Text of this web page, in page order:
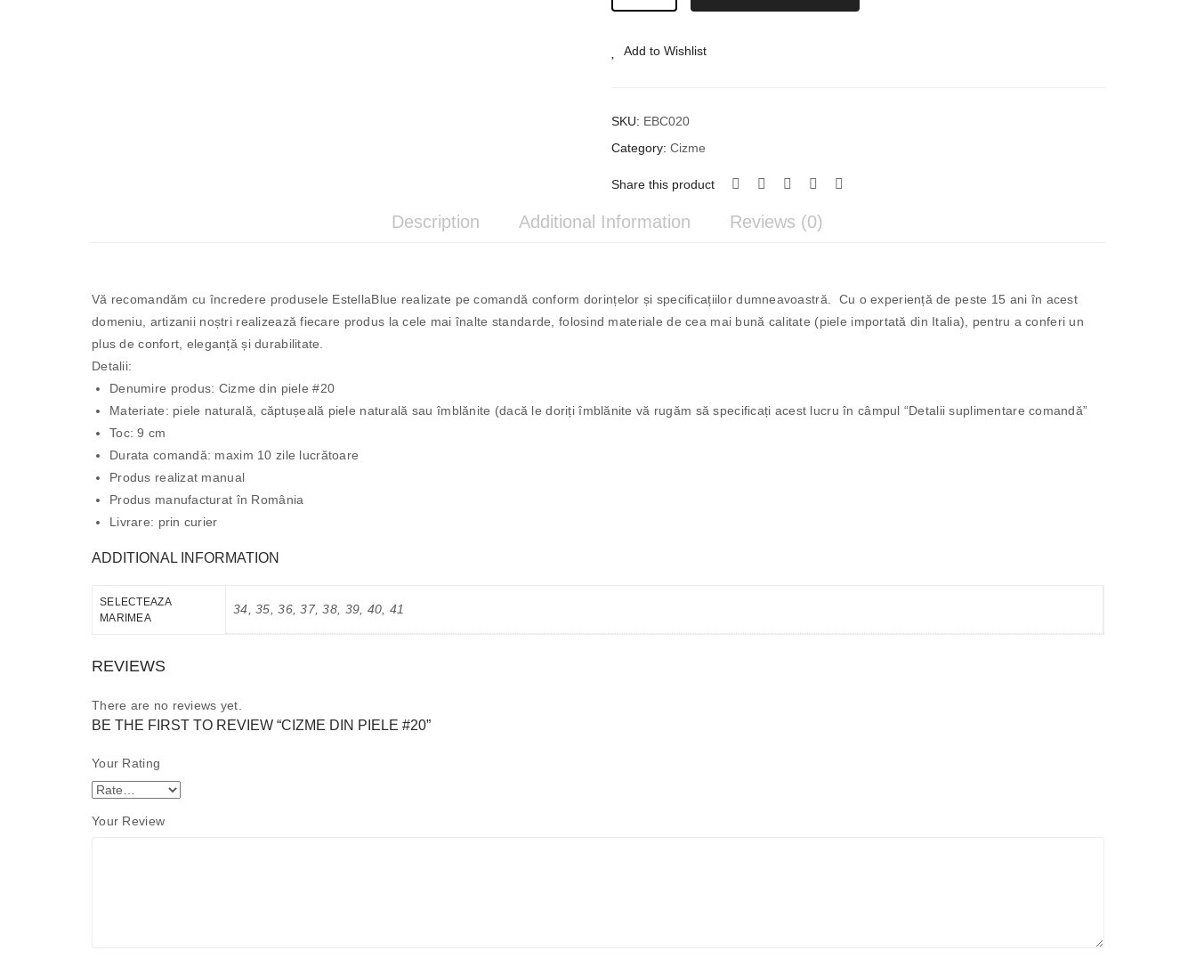
#20
Add to Wishlist
SKU: EBC020
Category: Cizme
Share this product
Description Additional Information Reviews (0)
Vă recomandăm cu încredere produsele EstellaBlue realizate pe comandă conform dorințelor și specificațiilor dumneavoastră. Cu o experiență de peste 15 ani în acest
domeniu, artizanii noștri realizează fiecare produs la cele mai înalte standarde, folosind materiale de cea mai bună calitate (piele importată din Italia), pentru a conferi un
plus de confort, eleganță și durabilitate.
Detalii:
Denumire produs: Cizme din piele #20
Materiate: piele naturală, căptușeală piele naturală sau îmblănite (dacă le doriți îmblănite vă rugăm să specificați acest lucru în câmpul “Detalii suplimentare comandă”
Toc: 9 cm
Durata comandă: maxim 10 zile lucrătoare
Produs realizat manual
Produs manufacturat în România
Livrare: prin curier
ADDITIONAL INFORMATION
SELECTEAZA
MARIMEA
34, 35, 36, 37, 38, 39, 40, 41
REVIEWS
There are no reviews yet.
BE THE FIRST TO REVIEW “CIZME DIN PIELE #20”
Your Rating
Your Review